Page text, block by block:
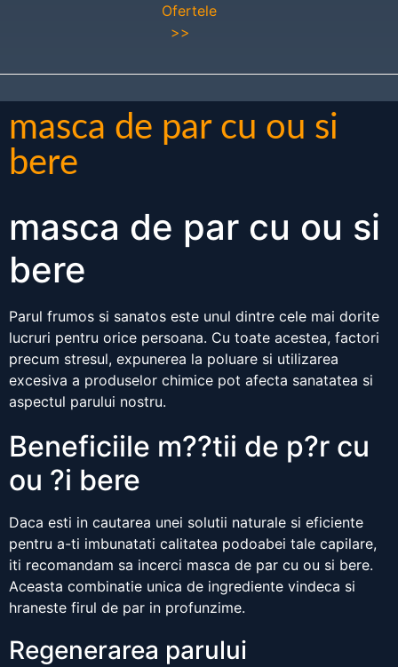
Ofertele
>>
masca de par cu ou si
bere
masca de par cu ou si
bere
Parul frumos si sanatos este unul dintre cele mai dorite
lucruri pentru orice persoana. Cu toate acestea, factori
precum stresul, expunerea la poluare si utilizarea
excesiva a produselor chimice pot afecta sanatatea si
aspectul parului nostru.
Beneficiile m??tii de p?r cu
ou ?i bere
Daca esti in cautarea unei solutii naturale si eficiente
pentru a-ti imbunatati calitatea podoabei tale capilare,
iti recomandam sa incerci masca de par cu ou si bere.
Aceasta combinatie unica de ingrediente vindeca si
hraneste firul de par in profunzime.
Regenerarea parului